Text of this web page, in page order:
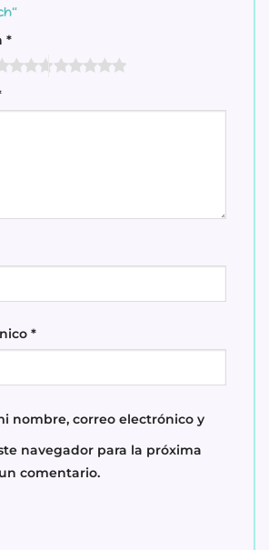
*
*
nombre, correo electrónico y
navegador para la próxima
comentario.